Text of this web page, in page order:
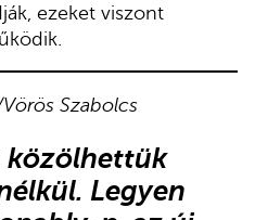
ezeket viszont
Szabolcs
közölhettük
Legyen